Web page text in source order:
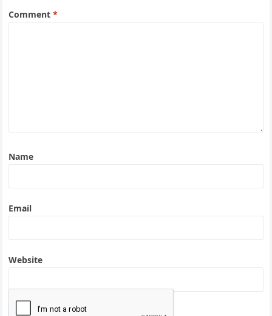
Comment*
Name
Email
Website